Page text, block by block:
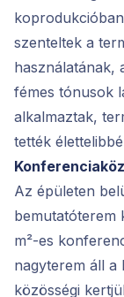
szenteltek a
használatának,
fémes tónusok
alkalmaztak,
tették
Az épületen
bemutatóterem
m²-es
nagyterem áll a
közösségi